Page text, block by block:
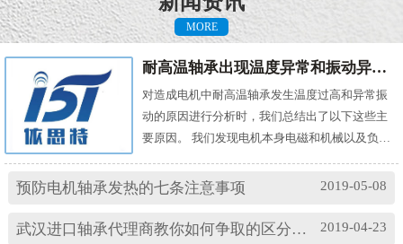
MORE
耐高温轴承出现温度异常和振动异常的原因有哪些？
对造成电机中耐高温轴承发生温度过高和异常振
动的原因进行分析时，我们总结出了以下这些主
要原因。 我们发现电机本身电磁和机械以及负载
振动产生影响。其中造成温度过高的原因主要
松；(3)轴承与轴套配合过松；(4)润滑油有杂质；
2019-05-08
预防电机轴承发热的七条注意事项
2019-04-23
武汉进口轴承代理商教你如何争取的区分高速轴承和低速轴承